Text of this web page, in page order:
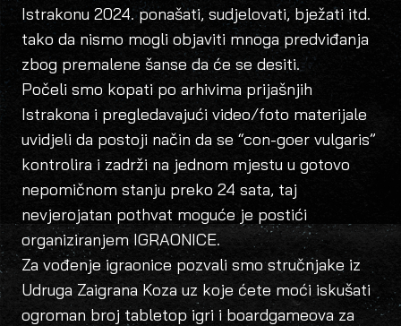
Istrakonu 2024. ponašati, sudjelovati, bježati itd.
tako da nismo mogli objaviti mnoga predviđanja
zbog premalene šanse da će se desiti.
Počeli smo kopati po arhivima prijašnjih
Istrakona i pregledavajući video/foto materijale
uvidjeli da postoji način da se “con-goer vulgaris”
kontrolira i zadrži na jednom mjestu u gotovo
nepomičnom stanju preko 24 sata, taj
nevjerojatan pothvat moguće je postići
organiziranjem IGRAONICE.
Za vođenje igraonice pozvali smo stručnjake iz
Udruga Zaigrana Koza uz koje ćete moći iskušati
ogroman broj tabletop igri i boardgameova za